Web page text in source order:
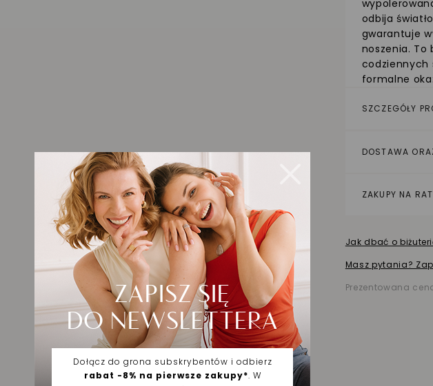
odbija
gwarantuje
noszenia. To
codziennych
formalne
SZCZEGÓŁY
DOSTAWA
ZAKUPY NA
Jak dbać o
Masz pytania?
Prezentowana